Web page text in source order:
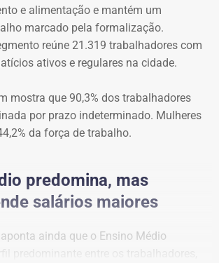
e alimentação e mantém um
marcado pela formalização.
reúne 21.319 trabalhadores com
ativos e regulares na cidade.
mostra que 90,3% dos trabalhadores
por prazo indeterminado. Mulheres
da força de trabalho.
predomina, mas
salários maiores
ainda que o Ensino Médio